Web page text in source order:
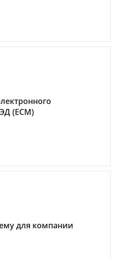
(ECM)
для компании